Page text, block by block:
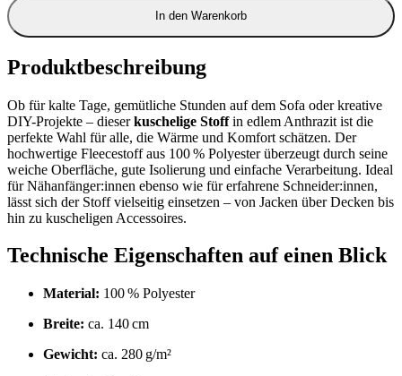
In den Warenkorb
Produktbeschreibung
Ob für kalte Tage, gemütliche Stunden auf dem Sofa oder kreative
DIY-Projekte – dieserkuschelige Stoffin edlem Anthrazit ist die
perfekte Wahl für alle, die Wärme und Komfort schätzen. Der
hochwertige Fleecestoff aus 100 % Polyester überzeugt durch seine
weiche Oberfläche, gute Isolierung und einfache Verarbeitung. Ideal
für Nähanfänger:innen ebenso wie für erfahrene Schneider:innen,
lässt sich der Stoff vielseitig einsetzen – von Jacken über Decken bis
hin zu kuscheligen Accessoires.
Technische Eigenschaften auf einen Blick
Material: 100 % Polyester
Breite: ca. 140 cm
Gewicht: ca. 280 g/m²